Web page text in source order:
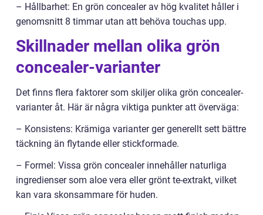
– Hållbarhet: En grön concealer av hög kvalitet håller i
genomsnitt 8 timmar utan att behöva touchas upp.
Skillnader mellan olika grön
concealer-varianter
Det finns flera faktorer som skiljer olika grön concealer-
varianter åt. Här är några viktiga punkter att överväga:
– Konsistens: Krämiga varianter ger generellt sett bättre
täckning än flytande eller stickformade.
– Formel: Vissa grön concealer innehåller naturliga
ingredienser som aloe vera eller grönt te-extrakt, vilket
kan vara skonsammare för huden.